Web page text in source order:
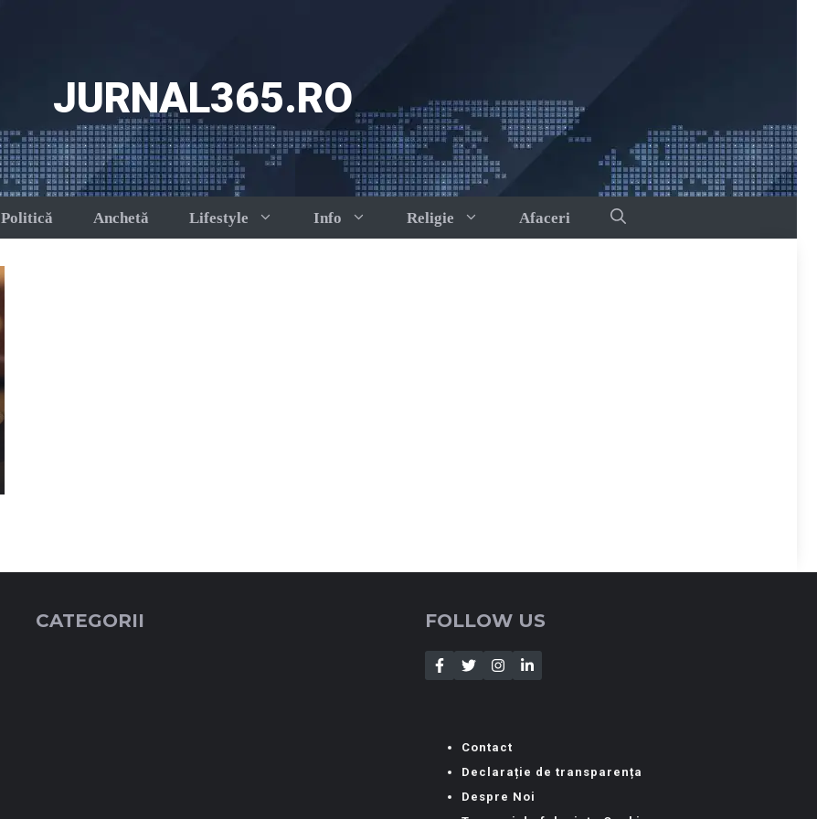
JURNAL365.RO
Politică Anchetă Lifestyle Info Religie Afaceri
CATEGORII FOLLOW US
Contact
Declarație de transparența
Despre Noi